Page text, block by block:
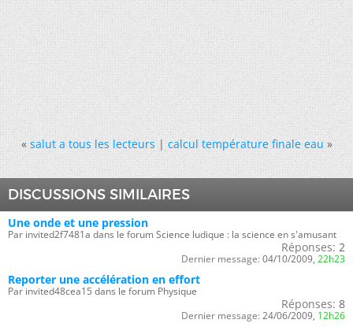
« salut a tous les lecteurs|calcul température finale eau »
DISCUSSIONS SIMILAIRES
Une onde et une pression
Par invited2f7481a dans le forum Science ludique : la science en s'amusant
Réponses: 2
Dernier message: 04/10/2009, 22h23
Reporter une accélération en effort
Par invited48cea15 dans le forum Physique
Réponses: 8
Dernier message: 24/06/2009, 12h26